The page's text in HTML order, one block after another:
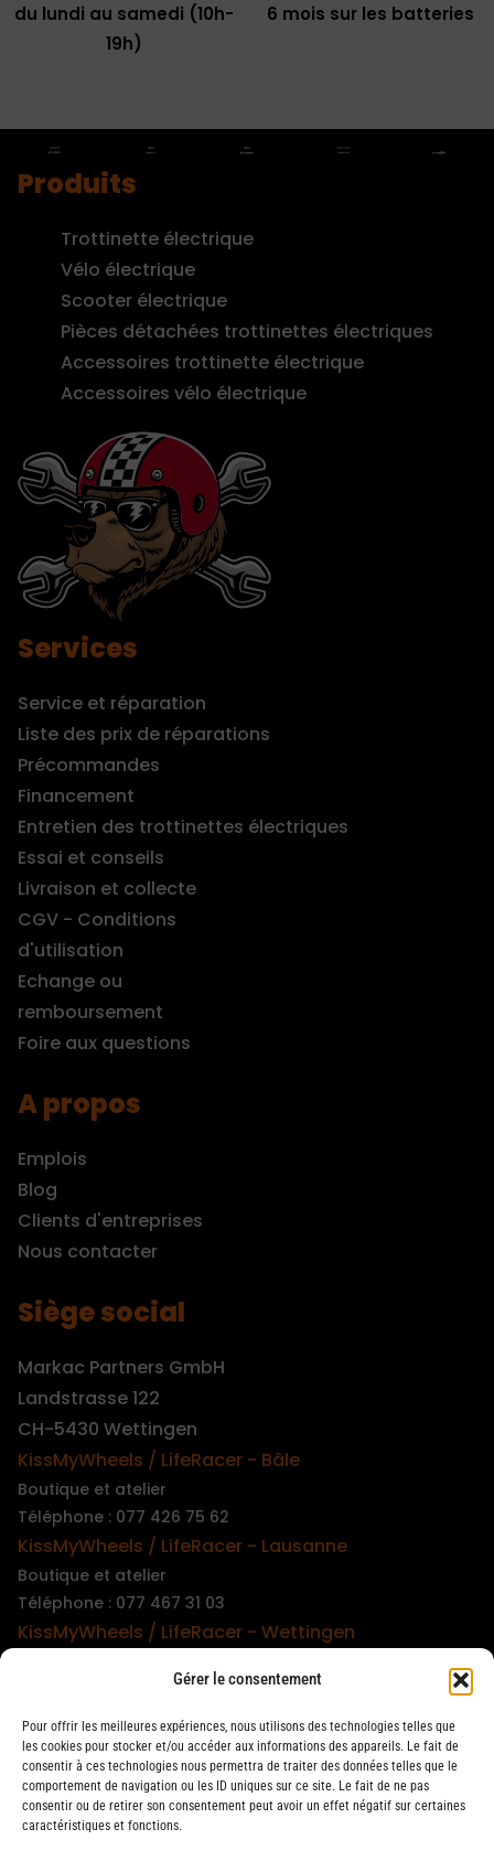
Gérer le consentement
Pour offrir les meilleures expériences, nous utilisons des technologies telles que
les cookies pour stocker et/ou accéder aux informations des appareils. Le fait de
consentir à ces technologies nous permettra de traiter des données telles que le
comportement de navigation ou les ID uniques sur ce site. Le fait de ne pas
consentir ou de retirer son consentement peut avoir un effet négatif sur certaines
caractéristiques et fonctions.
du lundi au samedi (10h-
19h)
6 mois sur les batteries
Produits
Trottinette électrique
Vélo électrique
Scooter électrique
Pièces détachées trottinettes électriques
Accessoires trottinette électrique
Accessoires vélo électrique
Services
Service et réparation
Liste des prix de réparations
Précommandes
Financement
Entretien des trottinettes électriques
Essai et conseils
Livraison et collecte
CGV - Conditions
d'utilisation
Echange ou
remboursement
Foire aux questions
A propos
Emplois
Blog
Clients d'entreprises
Nous contacter
Siège social
Markac Partners GmbH
Landstrasse 122
CH-5430 Wettingen
KissMyWheels / LifeRacer - Bâle
Boutique et atelier
Téléphone : 077 426 75 62
KissMyWheels / LifeRacer - Lausanne
Boutique et atelier
Téléphone : 077 467 31 03
KissMyWheels / LifeRacer - Wettingen
Téléphone : 079 747 00 36
KissMyWheels / LifeRacer - Zürich Unterstrass
Boutique et atelier
Téléphone : 078 261 06 40
KissMyWheels / LifeRacer - Zürich Wiedikon
Atelier